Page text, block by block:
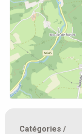
Catégories /